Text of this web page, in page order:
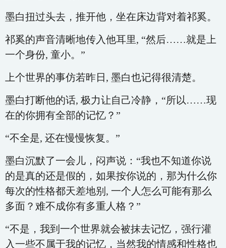
墨白扭过头去，推开他，坐在床边背对着祁奚。
祁奚的声音清晰地传入他耳里, “然后……就是上
一个身份, 童小。”
上个世界的事仿若昨日, 墨白也记得很清楚。
墨白打断他的话, 极力让自己冷静，“所以……现
在的你拥有全部的记忆？”
“不全是, 还在慢慢恢复。”
墨白沉默了一会儿，闷声说：“我也不知道你说
的是真的还是假的，如果按你说的，那为什么你
每次的性格都天差地别, 一个人怎么可能有那么
多面？难不成你有多重人格？”
“不是，我到一个世界就会被抹去记忆，强行灌
入一些不属于我的记忆，当然我的情感和性格也